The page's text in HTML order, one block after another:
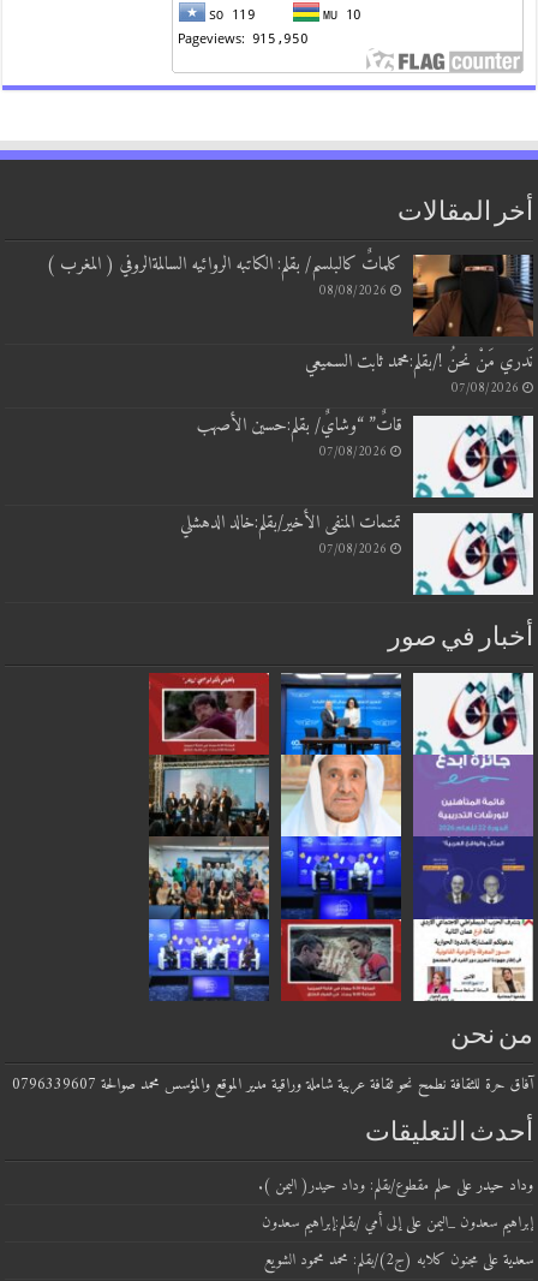
أخر المقالات
كلماتٌ كالبلسم/ بقلم: الكاتبه الروائيه السالمةالروفي ( المغرب )
08/08/2026
نَدري مَنْ نحنُ !/بقلم:محمد ثابت السميعي
07/08/2026
قاتٌ” “وشايٌ/ بقلم:حسين الأصهب
07/08/2026
تمتمات المنفى الأخير/بقلم:خالد الدهشلي
07/08/2026
أخبار في صور
من نحن
آفاق حرة للثقافة نطمح نحو ثقافة عربية شاملة وراقية مدير الموقع والمؤسس محمد صوالحة 0796339607
أحدث التعليقات
وداد حيدرعلى حلم مقطوع/بقلم: وداد حيدر( اليمن ).
إبراهيم سعدون _اليمن علىإلى أمي /بقلم:إبراهيم سعدون
سعدية علىمجنون كلابه (ج2)/بقلم: محمد محمود الشويع